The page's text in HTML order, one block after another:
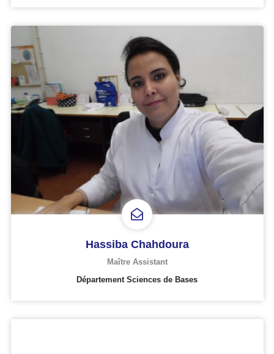
Hassiba Chahdoura
Maître Assistant
Département Sciences de Bases